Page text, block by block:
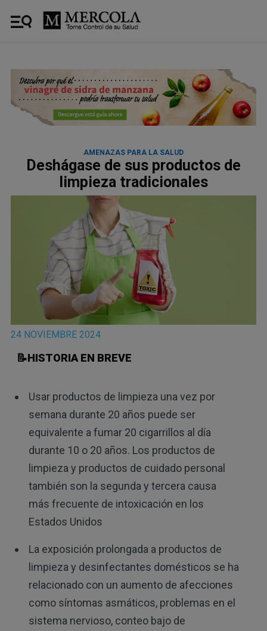
AMENAZAS PARA LA SALUD
Deshágase de sus productos de
limpieza tradicionales
24 NOVIEMBRE 2024
📝HISTORIA EN BREVE
Usar productos de limpieza una vez por
semana durante 20 años puede ser
equivalente a fumar 20 cigarrillos al día
durante 10 o 20 años. Los productos de
limpieza y productos de cuidado personal
también son la segunda y tercera causa
más frecuente de intoxicación en los
Estados Unidos
La exposición prolongada a productos de
limpieza y desinfectantes domésticos se ha
relacionado con un aumento de afecciones
como síntomas asmáticos, problemas en el
sistema nervioso, conteo bajo de